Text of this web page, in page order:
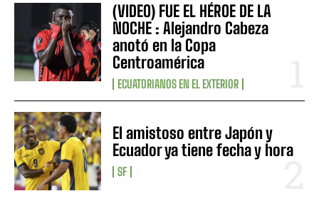
(VIDEO) FUE EL HÉROE DE LA
NOCHE : Alejandro Cabeza
anotó en la Copa
Centroamérica
ECUATORIANOS EN EL EXTERIOR
El amistoso entre Japón y
Ecuador ya tiene fecha y hora
SF